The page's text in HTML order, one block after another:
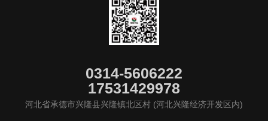
0314-5606222
17531429978
河北省承德市兴隆县兴隆镇北区村 (河北兴隆经济开发区内)